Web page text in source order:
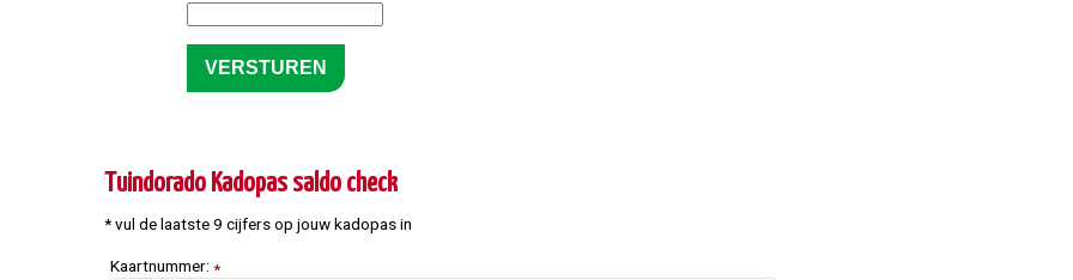
Tuindorado Kadopas saldo check
* vul de laatste 9 cijfers op jouw kadopas in
Kaartnummer: *